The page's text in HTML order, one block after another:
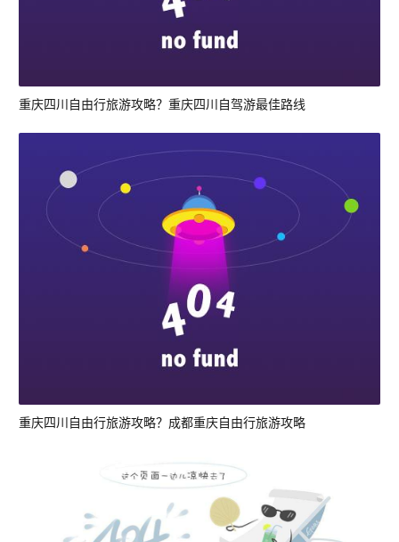
重庆四川自由行旅游攻略？重庆四川自驾游最佳路线
重庆四川自由行旅游攻略？成都重庆自由行旅游攻略